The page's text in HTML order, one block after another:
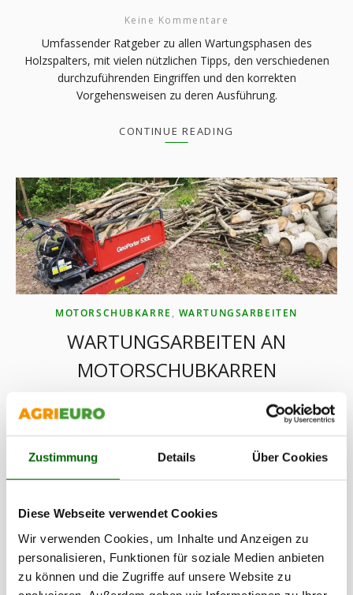
Zustimmung Details Über Cookies
Diese Webseite verwendet Cookies
Wir verwenden Cookies, um Inhalte und Anzeigen zu
personalisieren, Funktionen für soziale Medien anbieten
zu können und die Zugriffe auf unsere Website zu
Keine Kommentare
Umfassender Ratgeber zu allen Wartungsphasen des
Holzspalters, mit vielen nützlichen Tipps, den verschiedenen
durchzuführenden Eingriffen und den korrekten
Vorgehensweisen zu deren Ausführung.
CONTINUE READING
MOTORSCHUBKARRE , WARTUNGSARBEITEN
WARTUNGSARBEITEN AN
MOTORSCHUBKARREN
Leitfaden für die wichtigsten Eingriffe zur Wartung von
Motorschubkarren Motorschubkarren sind ein unverzichtbares
Hilfsmittel für den Transport von […]